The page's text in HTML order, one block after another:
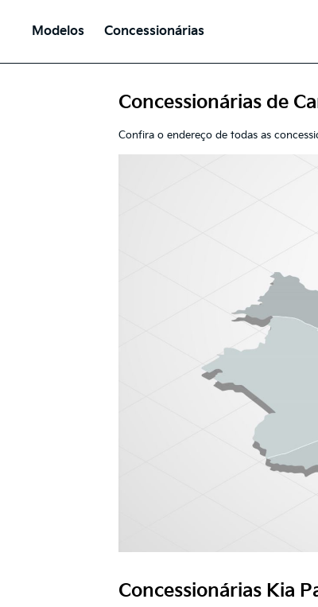
Modelos Concessionárias
Concessionárias de
Confira o endereço de todas as
Concessionárias Kia